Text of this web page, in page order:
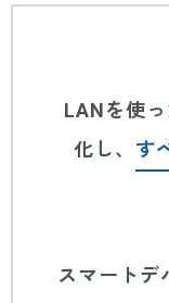
LANを使
化し、 す
スマートデ